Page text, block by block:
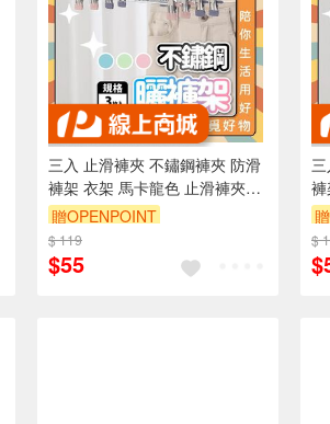
三入 止滑褲夾 不鏽鋼褲夾 防滑
褲架 衣架 馬卡龍色 止滑褲夾
【Ho覓好物】防滑衣架 裙褲架
衣褲夾 裙夾 YDX267
贈OPENPOINT
$ 119
$55
【
衣
$